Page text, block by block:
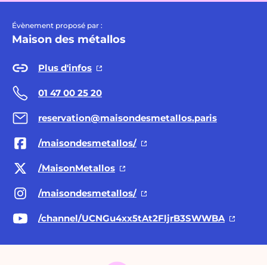
Évènement proposé par :
Maison des métallos
Plus d'infos
01 47 00 25 20
reservation@maisondesmetallos.paris
/maisondesmetallos/
/MaisonMetallos
/maisondesmetallos/
/channel/UCNGu4xx5tAt2FljrB3SWWBA